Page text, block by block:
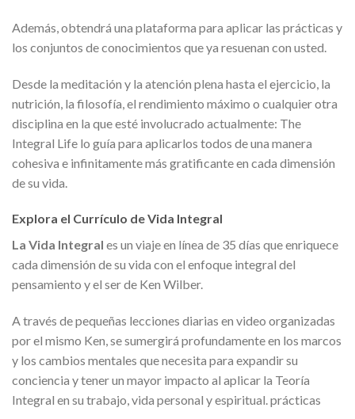
Además, obtendrá una plataforma para aplicar las prácticas y
los conjuntos de conocimientos que ya resuenan con usted.
Desde la meditación y la atención plena hasta el ejercicio, la
nutrición, la filosofía, el rendimiento máximo o cualquier otra
disciplina en la que esté involucrado actualmente: The
Integral Life lo guía para aplicarlos todos de una manera
cohesiva e infinitamente más gratificante en cada dimensión
de su vida.
Explora el Currículo de Vida Integral
La Vida Integral es un viaje en línea de 35 días que enriquece
cada dimensión de su vida con el enfoque integral del
pensamiento y el ser de Ken Wilber.
A través de pequeñas lecciones diarias en video organizadas
por el mismo Ken, se sumergirá profundamente en los marcos
y los cambios mentales que necesita para expandir su
conciencia y tener un mayor impacto al aplicar la Teoría
Integral en su trabajo, vida personal y espiritual. prácticas